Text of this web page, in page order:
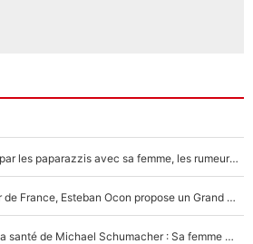
F1 : Charles Leclerc surpris par les paparazzis avec sa femme, les rumeurs étaient vraies !
Comme pour le final du Tour de France, Esteban Ocon propose un Grand Prix de Formule 1 à Paris : «Autour de l’Arc de Triomphe, ce serait génial» !
Nouvelle rumeur autour de la santé de Michael Schumacher : Sa femme Corinna sort du silence